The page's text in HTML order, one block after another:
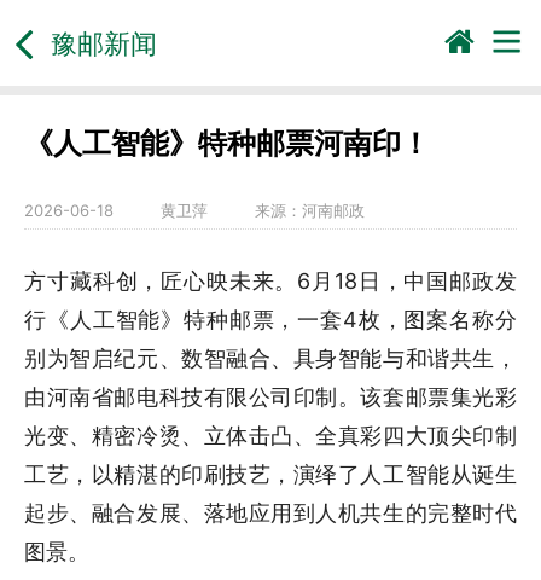
豫邮新闻
《人工智能》特种邮票河南印！
2026-06-18 黄卫萍 来源：河南邮政
方寸藏科创，匠心映未来。6月18日，中国邮政发
行《人工智能》特种邮票，一套4枚，图案名称分
别为智启纪元、数智融合、具身智能与和谐共生，
由河南省邮电科技有限公司印制。该套邮票集光彩
光变、精密冷烫、立体击凸、全真彩四大顶尖印制
工艺，以精湛的印刷技艺，演绎了人工智能从诞生
起步、融合发展、落地应用到人机共生的完整时代
图景。